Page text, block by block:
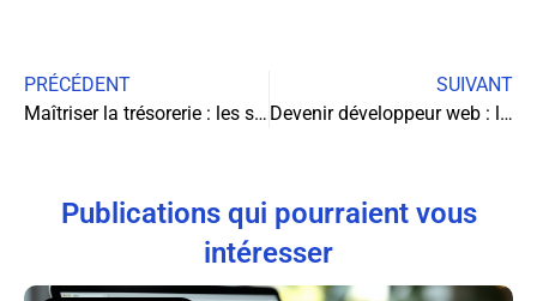
PRÉCÉDENT
Maîtriser la trésorerie : les secrets d’une gestion financière efficace
SUIVANT
Devenir développeur web : le parcours gagnant avec La Capsule
Publications qui pourraient vous
intéresser